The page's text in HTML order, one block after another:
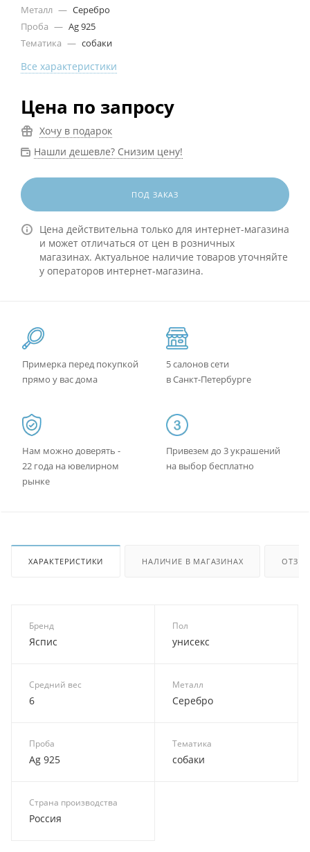
Металл — Серебро
Проба — Ag 925
Тематика — собаки
Все характеристики
Цена по запросу
Хочу в подарок
Нашли дешевле? Снизим цену!
ПОД ЗАКАЗ
Цена действительна только для интернет-магазина
и может отличаться от цен в розничных
магазинах. Актуальное наличие товаров уточняйте
у операторов интернет-магазина.
Примерка перед покупкой
прямо у вас дома
5 салонов сети
в Санкт-Петербурге
Нам можно доверять -
22 года на ювелирном
рынке
Привезем до 3 украшений
на выбор бесплатно
ХАРАКТЕРИСТИКИ НАЛИЧИЕ В МАГАЗИНАХ
Бренд
Яспис
Пол
унисекс
Средний вес
6
Металл
Серебро
Проба
Ag 925
Тематика
собаки
Страна производства
Россия